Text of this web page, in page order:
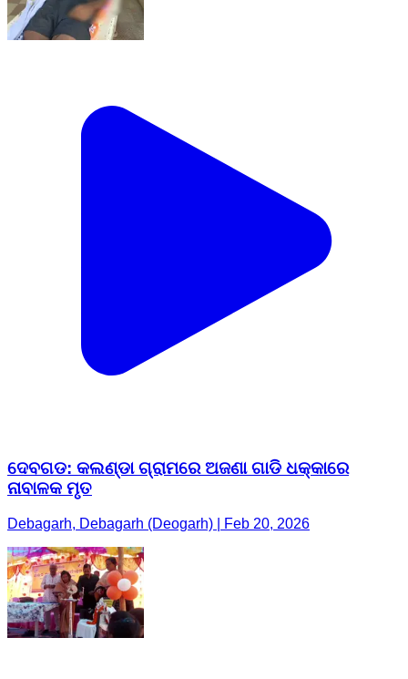
ଦେବଗଡ: କଲଣ୍ଡା ଗ୍ରାମରେ ଅଜଣା ଗାଡି ଧକ୍କାରେ
ନାବାଳକ ମୃତ
Debagarh, Debagarh (Deogarh) | Feb 20, 2026